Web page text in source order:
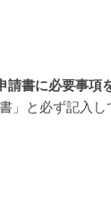
書に必要事項
と必ず記入